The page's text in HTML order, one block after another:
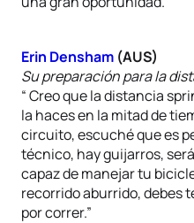
Erin Densham (AUS)
Su preparación para la
“ Creo que la distancia
la haces en la mitad de
circuito, escuché que es
técnico, hay guijarros,
capaz de manejar tu
recorrido aburrido, debes
por correr.”